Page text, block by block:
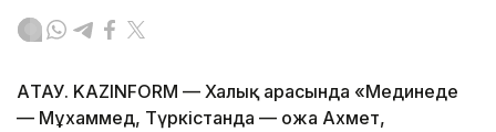
АҚТАУ. KAZINFORM — Халық арасында «Мединеде
— Мұхаммед, Түркістанда — Қожа Ахмет,